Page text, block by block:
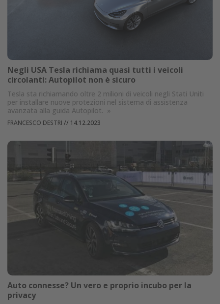
Negli USA Tesla richiama quasi tutti i veicoli
circolanti: Autopilot non è sicuro
Tesla sta richiamando oltre 2 milioni di veicoli negli Stati Uniti
per installare nuove protezioni nel sistema di assistenza
avanzata alla guida Autopilot. »
FRANCESCO DESTRI // 14.12.2023
Auto connesse? Un vero e proprio incubo per la
privacy